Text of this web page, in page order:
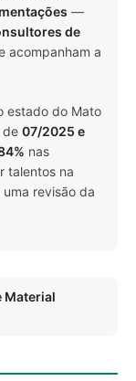
—
de
acompanham a
estado do Mato
de 07/2025 e
nas
talentos na
revisão da
Material